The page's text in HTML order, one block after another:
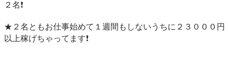
２名❗️
★２名ともお仕事始めて１週間もしないうちに２３０００円
以上稼げちゃってます❗️